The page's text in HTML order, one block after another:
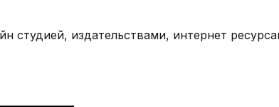
студией, издательствами, интернет